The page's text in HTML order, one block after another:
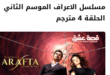
مسلسل الاعراف الموسم الثاني
الحلقة 4 مترجم